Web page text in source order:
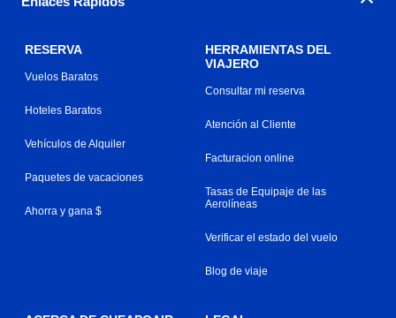
RESERVA
Vuelos Baratos
Hoteles Baratos
Vehículos de Alquiler
Paquetes de vacaciones
Ahorra y gana $
HERRAMIENTAS DEL
VIAJERO
Consultar mi reserva
Atención al Cliente
Facturacion online
Tasas de Equipaje de las
Aerolíneas
Verificar el estado del vuelo
Blog de viaje